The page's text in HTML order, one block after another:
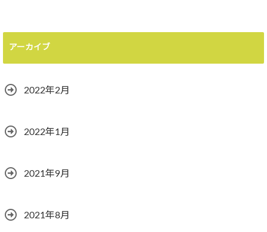
アーカイブ
2022年2月
2022年1月
2021年9月
2021年8月